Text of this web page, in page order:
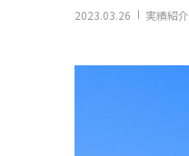
2023.03.26 実績紹介